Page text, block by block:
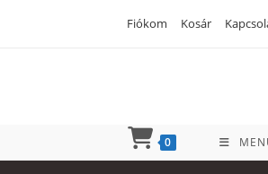
Fiókom Kosár
0